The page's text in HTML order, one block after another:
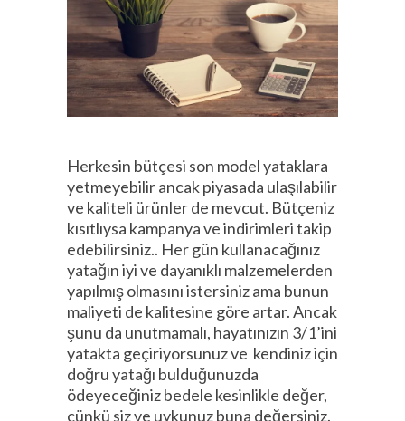
Herkesin bütçesi son model yataklara
yetmeyebilir ancak piyasada ulaşılabilir
ve kaliteli ürünler de mevcut. Bütçeniz
kısıtlıysa kampanya ve indirimleri takip
edebilirsiniz.. Her gün kullanacağınız
yatağın iyi ve dayanıklı malzemelerden
yapılmış olmasını istersiniz ama bunun
maliyeti de kalitesine göre artar. Ancak
şunu da unutmamalı, hayatınızın 3/1’ini
yatakta geçiriyorsunuz ve kendiniz için
doğru yatağı bulduğunuzda
ödeyeceğiniz bedele kesinlikle değer,
çünkü siz ve uykunuz buna değersiniz.